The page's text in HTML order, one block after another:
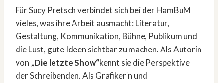
Für Sucy Pretsch verbindet sich bei der HamBuM
vieles, was ihre Arbeit ausmacht: Literatur,
Gestaltung, Kommunikation, Bühne, Publikum und
die Lust, gute Ideen sichtbar zu machen. Als Autorin
von „Die letzte Show“kennt sie die Perspektive
der Schreibenden. Als Grafikerin und